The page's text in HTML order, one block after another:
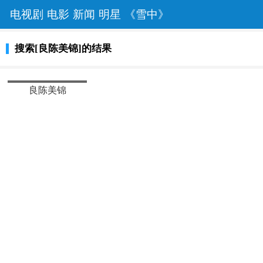
电视剧 电影 新闻 明星 《雪中》
搜索[良陈美锦]的结果
良陈美锦